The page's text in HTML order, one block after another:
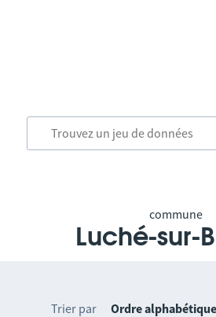
commune
Luché-sur-
Trier par Ordre alphabétique